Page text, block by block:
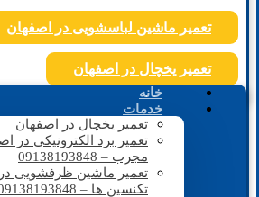
تعمیر ماشین لباسشویی در اصفهان
تعمیر یخچال در اصفهان
خانه
خدمات
تعمیر یخچال در اصفهان
تعمیر برد الکترونیکی در
مجرب – 09138193848
تعمیر ماشین ظرفشویی در
تکنسین ها – 09138193848